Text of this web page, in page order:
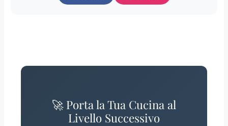
🚀 Porta la Tua Cucina al
Livello Successivo